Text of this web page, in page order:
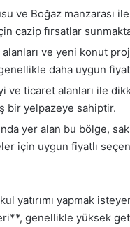
ve Boğaz manzarası
cazip fırsatlar
alanları ve yeni konut
daha uygun
ve ticaret alanları ile
bir yelpazeye sahiptir.
yer alan bu bölge,
için uygun fiyatlı
yatırımı yapmak
genellikle yüksek